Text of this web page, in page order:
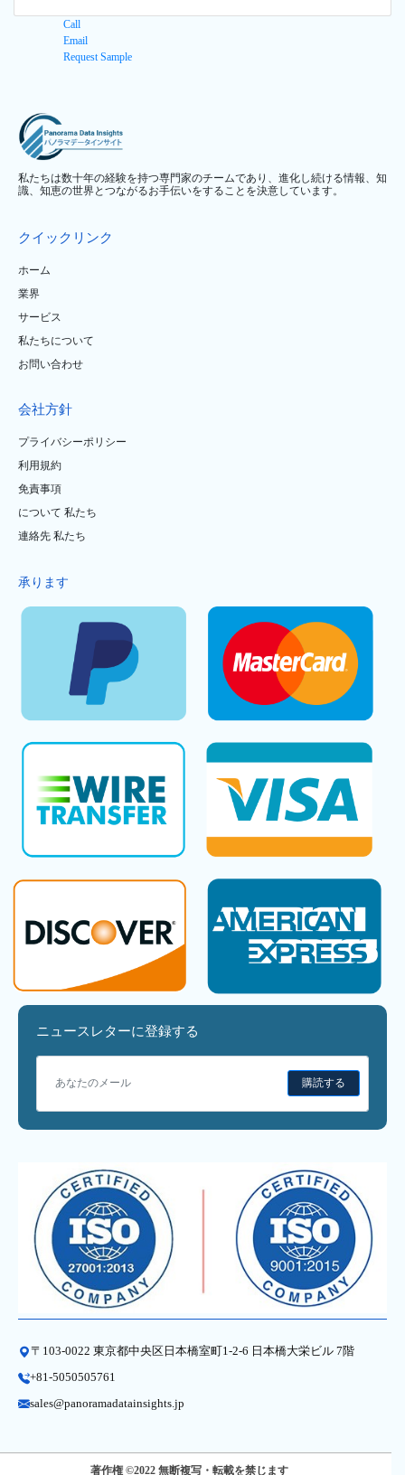
Call
Email
Request Sample
私たちは数十年の経験を持つ専門家のチームであり、進化し続ける情報、知
識、知恵の世界とつながるお手伝いをすることを決意しています。
クイックリンク
ホーム
業界
サービス
私たちについて
お問い合わせ
会社方針
プライバシーポリシー
利用規約
免責事項
について 私たち
連絡先 私たち
承ります
ニュースレターに登録する
購読する
〒103-0022 東京都中央区日本橋室町1-2-6 日本橋大栄ビル 7階
+81-5050505761
sales@panoramadatainsights.jp
著作権 ©2022 無断複写・転載を禁じます